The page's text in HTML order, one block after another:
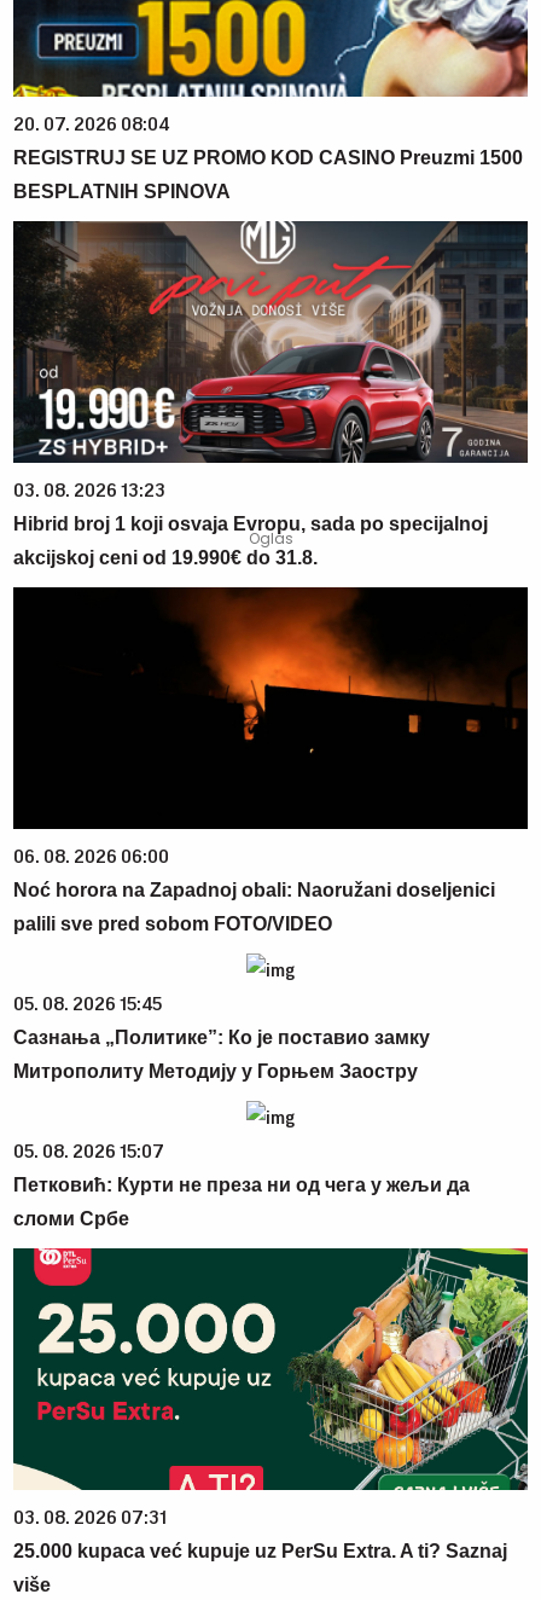
20. 07. 2026 08:04
REGISTRUJ SE UZ PROMO KOD CASINO Preuzmi 1500
BESPLATNIH SPINOVA
03. 08. 2026 13:23
Hibrid broj 1 koji osvaja Evropu, sada po specijalnoj
akcijskoj ceni od 19.990€ do 31.8.
06. 08. 2026 06:00
Noć horora na Zapadnoj obali: Naoružani doseljenici
palili sve pred sobom FOTO/VIDEO
05. 08. 2026 15:45
Сазнања „Политике”: Ко је поставио замку
Митрополиту Методију у Горњем Заостру
05. 08. 2026 15:07
Петковић: Курти не преза ни од чега у жељи да
сломи Србе
03. 08. 2026 07:31
25.000 kupaca već kupuje uz PerSu Extra. A ti? Saznaj
više